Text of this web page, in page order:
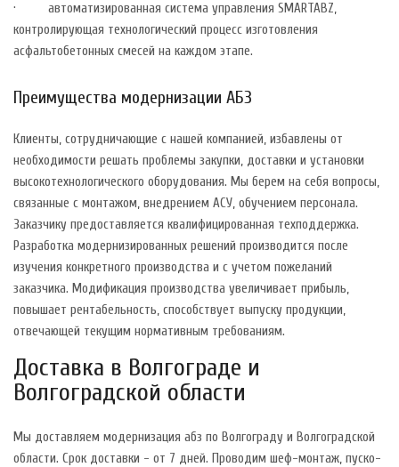
· автоматизированная система управления SMARTABZ,
контролирующая технологический процесс изготовления
асфальтобетонных смесей на каждом этапе.
Преимущества модернизации АБЗ
Клиенты, сотрудничающие с нашей компанией, избавлены от
необходимости решать проблемы закупки, доставки и установки
высокотехнологического оборудования. Мы берем на себя вопросы,
связанные с монтажом, внедрением АСУ, обучением персонала.
Заказчику предоставляется квалифицированная техподдержка.
Разработка модернизированных решений производится после
изучения конкретного производства и с учетом пожеланий
заказчика. Модификация производства увеличивает прибыль,
повышает рентабельность, способствует выпуску продукции,
отвечающей текущим нормативным требованиям.
Доставка в Волгограде и
Волгоградской области
Мы доставляем модернизация абз по Волгограду и Волгоградской
области. Срок доставки - от 7 дней. Проводим шеф-монтаж, пуско-